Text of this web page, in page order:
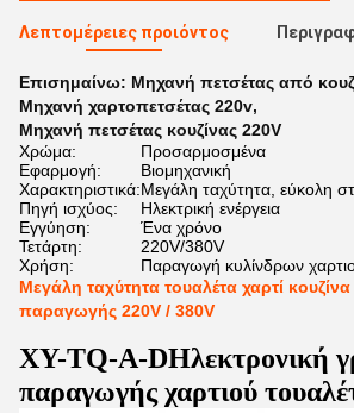
Λεπτομέρειες προιόντος
Επισημαίνω: Μηχανή πετσέτας από
Μηχανή χαρτοπετσέτας 220v,
Μηχανή πετσέτας κουζίνας 220V
Χρώμα:
Προσαρμοσμένα
Εφαρμογή:
Βιομηχανική
Χαρακτηριστικά:Μεγάλη ταχύτητα, εύκολη
Πηγή ισχύος:
Ηλεκτρική ενέργεια
Εγγύηση:
Ένα χρόνο
Τετάρτη:
220V/380V
Χρήση:
Παραγωγή κυλίνδρων
Μεγάλη ταχύτητα τουαλέτα χαρτί
παραγωγής 220V / 380V
XY-TQ-A-DΗλεκτρονική
παραγωγής χαρτιού